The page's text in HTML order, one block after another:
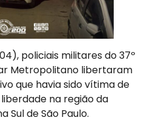
policiais militares do 37º
Metropolitano libertaram
que havia sido vítima de
na região da
Sul de São Paulo.